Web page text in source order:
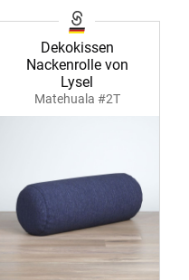
Dekokissen
Nackenrolle von
Lysel
Matehuala #2T